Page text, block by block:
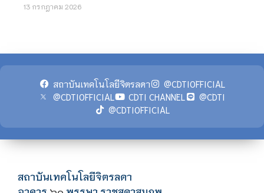
13 กรกฎาคม 2026
สถาบันเทคโนโลยีจิตรลดา
@CDTIOFFICIAL
@CDTIOFFICIAL
CDTI CHANNEL
@CDTI
@CDTIOFFICIAL
สถาบันเทคโนโลยีจิตรลดา